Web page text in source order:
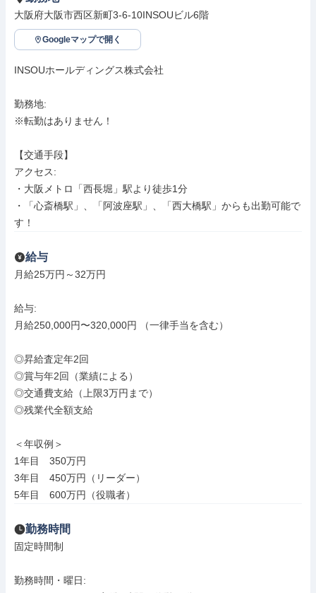
大阪府大阪市西区新町3-6-10INSOUビル6階
Googleマップで開く
INSOUホールディングス株式会社
勤務地:
※転勤はありません！
【交通手段】
アクセス:
・大阪メトロ「西長堀」駅より徒歩1分
・「心斎橋駅」、「阿波座駅」、「西大橋駅」からも出勤可能で
す！
給与
月給25万円～32万円
給与:
月給250,000円〜320,000円 （一律手当を含む）
◎昇給査定年2回
◎賞与年2回（業績による）
◎交通費支給（上限3万円まで）
◎残業代全額支給
＜年収例＞
1年目　350万円
3年目　450万円（リーダー）
5年目　600万円（役職者）
勤務時間
固定時間制
勤務時間・曜日: